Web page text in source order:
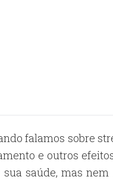
falamos sobre
e outros
saúde, mas